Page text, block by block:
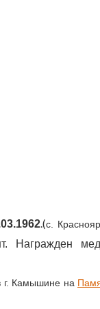
.(с.
Награжден
г. Камышине на